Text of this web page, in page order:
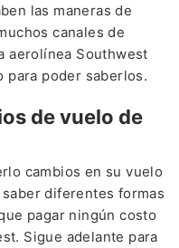
las maneras de
canales de
aerolínea Southwest
para poder saberlos.
de vuelo de
cambios en su vuelo
diferentes formas
pagar ningún costo
Sigue adelante para